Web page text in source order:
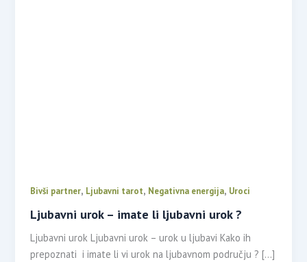
Bivši partner, Ljubavni tarot, Negativna energija, Uroci
Ljubavni urok – imate li ljubavni urok ?
Ljubavni urok Ljubavni urok – urok u ljubavi Kako ih
prepoznati i imate li vi urok na ljubavnom području ? […]